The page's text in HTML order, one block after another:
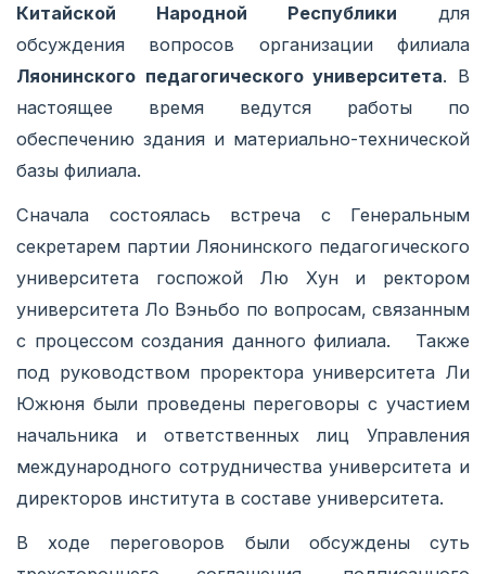
Китайской Народной Республики для
обсуждения вопросов организации филиала
Ляонинского педагогического университета. В
настоящее время ведутся работы по
обеспечению здания и материально-технической
базы филиала.
Сначала состоялась встреча с Генеральным
секретарем партии Ляонинского педагогического
университета госпожой Лю Хун и ректором
университета Ло Вэньбо по вопросам, связанным
с процессом создания данного филиала. Также
под руководством проректора университета Ли
Южюня были проведены переговоры с участием
начальника и ответственных лиц Управления
международного сотрудничества университета и
директоров института в составе университета.
В ходе переговоров были обсуждены суть